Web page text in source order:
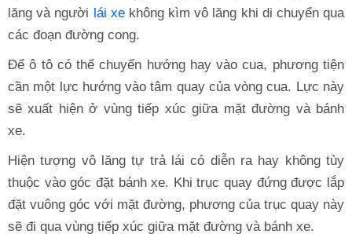
lăng và người lái xekhông kìm vô lăng khi di chuyển qua
các đoạn đường cong.
Để ô tô có thể chuyển hướng hay vào cua, phương tiện
cần một lực hướng vào tâm quay của vòng cua. Lực này
sẽ xuất hiện ở vùng tiếp xúc giữa mặt đường và bánh
xe.
Hiện tượng vô lăng tự trả lái có diễn ra hay không tùy
thuộc vào góc đặt bánh xe. Khi trục quay đứng được lắp
đặt vuông góc với mặt đường, phương của trục quay này
sẽ đi qua vùng tiếp xúc giữa mặt đường và bánh xe.